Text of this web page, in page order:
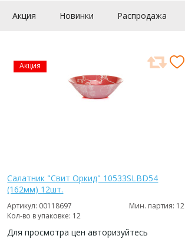
Акция Новинки Распродажа
Акция
Салатник "Свит Оркид" 10533SLBD54
(162мм) 12шт.
Артикул: 00118697
Мин. партия: 12
Кол-во в упаковке: 12
Для просмотра цен авторизуйтесь